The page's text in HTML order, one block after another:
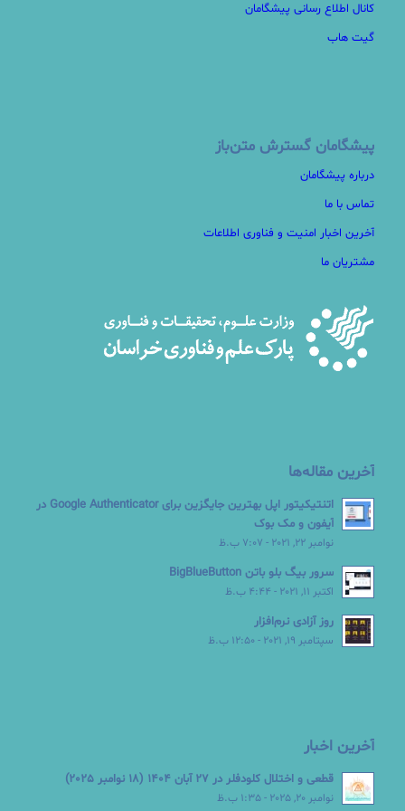
کانال اطلاع رسانی پیشگامان
گیت هاب
پیشگامان گسترش متن‌باز
درباره پیشگامان
تماس با ما
آخرین اخبار امنیت و فناوری اطلاعات
مشتریان ما
آخرین مقاله‌ها
اتنتیکیتور اپل بهترین جایگزین برای Google Authenticator در
آیفون و مک بوک
نوامبر 22, 2021 - 7:07 ب.ظ
سرور بیگ بلو باتن BigBlueButton
اکتبر 11, 2021 - 4:44 ب.ظ
روز آزادی نرم‌افزار
سپتامبر 19, 2021 - 12:50 ب.ظ
آخرین اخبار
قطعی و اختلال کلودفلر در 27 آبان 1404 (18 نوامبر 2025)
نوامبر 20, 2025 - 1:35 ب.ظ